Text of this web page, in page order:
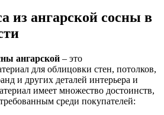
из ангарской сосны в
ангарской – это
для облицовки стен, потолков,
и других деталей интерьера и
имеет множество достоинств,
среди покупателей: